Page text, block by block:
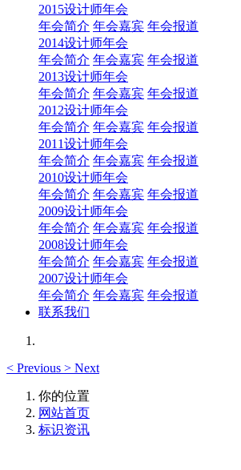
2015设计师年会
年会简介 年会嘉宾 年会报道
2014设计师年会
年会简介 年会嘉宾 年会报道
2013设计师年会
年会简介 年会嘉宾 年会报道
2012设计师年会
年会简介 年会嘉宾 年会报道
2011设计师年会
年会简介 年会嘉宾 年会报道
2010设计师年会
年会简介 年会嘉宾 年会报道
2009设计师年会
年会简介 年会嘉宾 年会报道
2008设计师年会
年会简介 年会嘉宾 年会报道
2007设计师年会
年会简介 年会嘉宾 年会报道
联系我们
< Previous > Next
你的位置
网站首页
标识资讯